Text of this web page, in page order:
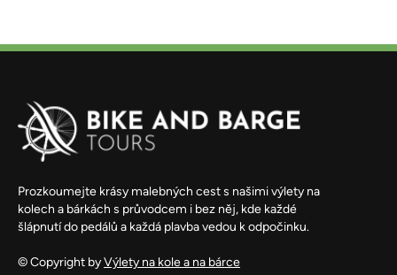
Prozkoumejte krásy malebných cest s našimi výlety na
kolech a bárkách s průvodcem i bez něj, kde každé
šlápnutí do pedálů a každá plavba vedou k odpočinku.
© Copyright byVýlety na kole a na bárce